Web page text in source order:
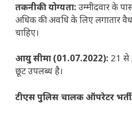
तकनीकी योग्यता: उम्मीदवार के
अधिक की अवधि के लिए लगातार
चाहिए।
आयु सीमा (01.07.2022): 21 से
छूट उपलब्ध है।
टीएस पुलिस चालक ऑपरेटर